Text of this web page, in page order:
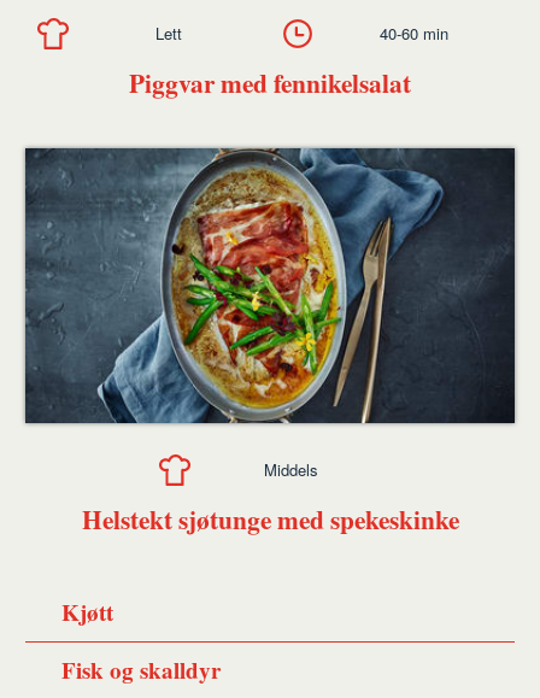
Piggvar med fennikelsalat
Lett 40-60 min
Helstekt sjøtunge med spekeskinke
Middels
Kjøtt
Fisk og skalldyr